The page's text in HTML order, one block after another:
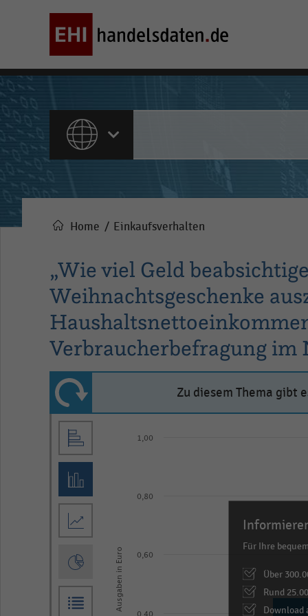
ALLE INHALTE
Pfadnavigation
Home Einkaufsverhalten
„Wie viel Geld
Weihnachtsgeschenke
Verbraucherbefragung im
Zu diesem Thema gibt
has
axis
Ausgaben in Euro
0,40
0,60
0,80
1,00
Für Ihre
Über
Rund
Download